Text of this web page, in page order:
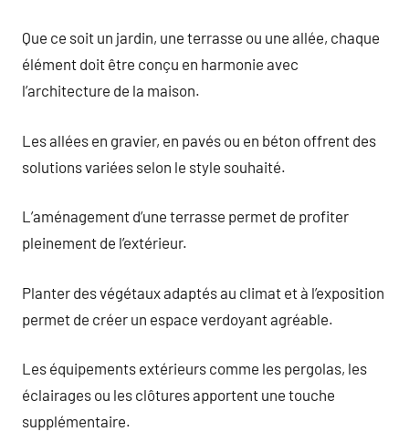
Que ce soit un jardin, une terrasse ou une allée, chaque
élément doit être conçu en harmonie avec
l’architecture de la maison.
Les allées en gravier, en pavés ou en béton offrent des
solutions variées selon le style souhaité.
L’aménagement d’une terrasse permet de profiter
pleinement de l’extérieur.
Planter des végétaux adaptés au climat et à l’exposition
permet de créer un espace verdoyant agréable.
Les équipements extérieurs comme les pergolas, les
éclairages ou les clôtures apportent une touche
supplémentaire.